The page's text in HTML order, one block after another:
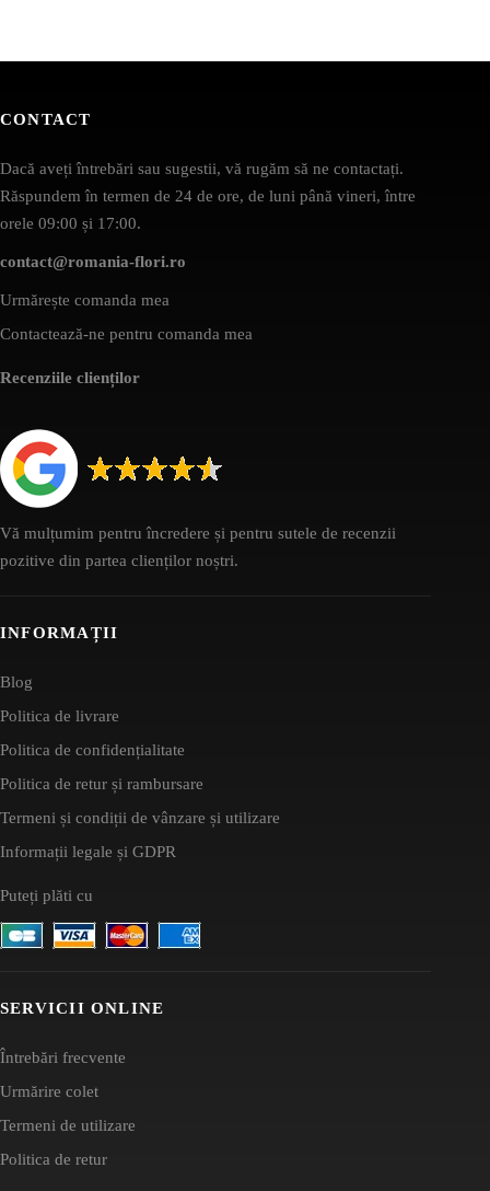
CONTACT
Dacă aveți întrebări sau sugestii, vă rugăm să ne contactați.
Răspundem în termen de 24 de ore, de luni până vineri, între
orele 09:00 și 17:00.
contact@romania-flori.ro
Urmărește comanda mea
Contactează-ne pentru comanda mea
Recenziile clienților
Vă mulțumim pentru încredere și pentru sutele de recenzii
pozitive din partea clienților noștri.
INFORMAȚII
Blog
Politica de livrare
Politica de confidențialitate
Politica de retur și rambursare
Termeni și condiții de vânzare și utilizare
Informații legale și GDPR
Puteți plăti cu
SERVICII ONLINE
Întrebări frecvente
Urmărire colet
Termeni de utilizare
Politica de retur